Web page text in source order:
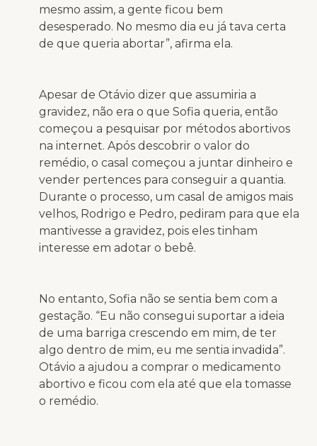
mesmo assim, a gente ficou bem
desesperado. No mesmo dia eu já tava certa
de que queria abortar”, afirma ela.
Apesar de Otávio dizer que assumiria a
gravidez, não era o que Sofia queria, então
começou a pesquisar por métodos abortivos
na internet. Após descobrir o valor do
remédio, o casal começou a juntar dinheiro e
vender pertences para conseguir a quantia.
Durante o processo, um casal de amigos mais
velhos, Rodrigo e Pedro, pediram para que ela
mantivesse a gravidez, pois eles tinham
interesse em adotar o bebê.
No entanto, Sofia não se sentia bem com a
gestação. “Eu não consegui suportar a ideia
de uma barriga crescendo em mim, de ter
algo dentro de mim, eu me sentia invadida”.
Otávio a ajudou a comprar o medicamento
abortivo e ficou com ela até que ela tomasse
o remédio.